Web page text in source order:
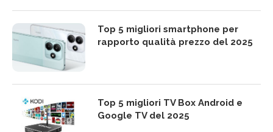
Top 5 migliori smartphone per
rapporto qualità prezzo del 2025
Top 5 migliori TV Box Android e
Google TV del 2025